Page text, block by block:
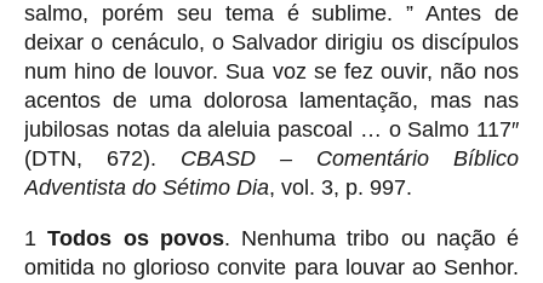
salmo, porém seu tema é sublime. ” Antes de
deixar o cenáculo, o Salvador dirigiu os discípulos
num hino de louvor. Sua voz se fez ouvir, não nos
acentos de uma dolorosa lamentação, mas nas
jubilosas notas da aleluia pascoal … o Salmo 117″
(DTN, 672). CBASD – Comentário Bíblico
Adventista do Sétimo Dia, vol. 3, p. 997.
1Todos os povos. Nenhuma tribo ou nação é
omitida no glorioso convite para louvar ao Senhor.